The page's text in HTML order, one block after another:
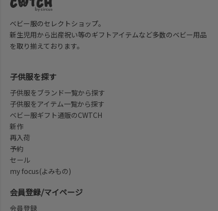
ベビー服のセレクトショップ。
新生児用から出産祝い等のギフトアイテムなど多数のベビー用品
を取り揃えております。
子供服を探す
子供服をブランド一覧から探す
子供服をアイテム一覧から探す
ベビー服ギフト通販のCWTCH
新作
再入荷
予約
セール
my focus(よみもの)
会員登録/マイページ
会員登録